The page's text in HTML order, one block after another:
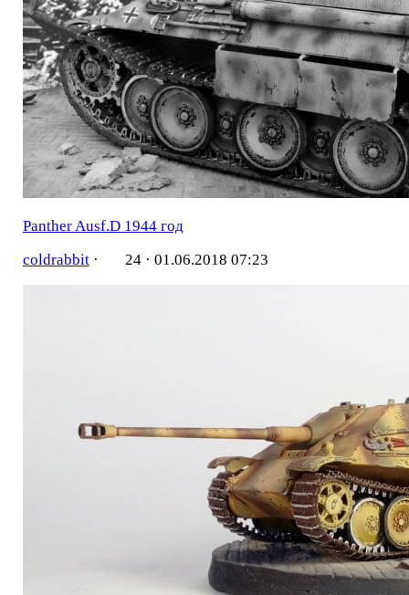
Panther Ausf.D 1944 год
coldrabbit· 24 · 01.06.2018 07:23